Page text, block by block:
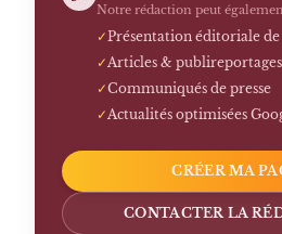
Notre rédaction peut
✓Présentation éditoriale
✓ Articles & publireportages
✓Communiqués de presse
✓ Actualités optimisées
CRÉER MA
CONTACTER LA